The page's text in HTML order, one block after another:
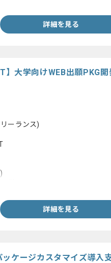
詳細を見る
大学向けWEB出願PKG
ーランス)
詳細を見る
ッケージカスタマイズ導入